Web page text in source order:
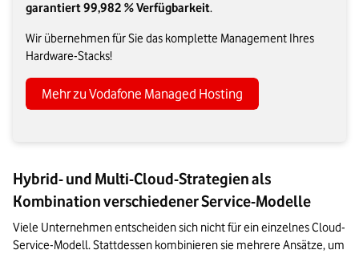
garantiert 99,982 % Verfügbarkeit.
Wir übernehmen für Sie das komplette Management Ihres
Hardware-Stacks!
Mehr zu Vodafone Managed Hosting
Hybrid- und Multi-Cloud-Strategien als
Kombination verschiedener Service-Modelle
Viele Unternehmen entscheiden sich nicht für ein einzelnes Cloud-
Service-Modell. Stattdessen kombinieren sie mehrere Ansätze, um